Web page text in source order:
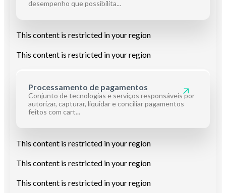
desempenho que possibilita...
This content is restricted in your region
This content is restricted in your region
Processamento de pagamentos
Conjunto de tecnologias e serviços responsáveis por
autorizar, capturar, liquidar e conciliar pagamentos
feitos com cart...
This content is restricted in your region
This content is restricted in your region
This content is restricted in your region